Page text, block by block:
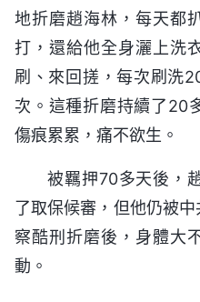
地折磨趙海林，每天都
打，還給他全身灑上洗
刷、來回搓，每次刷洗
次。這種折磨持續了20
傷痕累累，痛不欲生。
被羈押70多天後，
了取保候審，但他仍被
察酷刑折磨後，身體大
動。